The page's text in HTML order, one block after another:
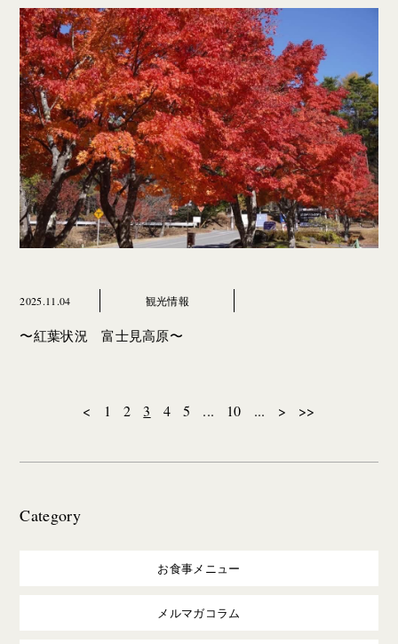
2025.11.04 観光情報
〜紅葉状況 富士見高原〜
< 1 2 3 4 5 ... 10 ... > >>
Category
お食事メニュー
メルマガコラム